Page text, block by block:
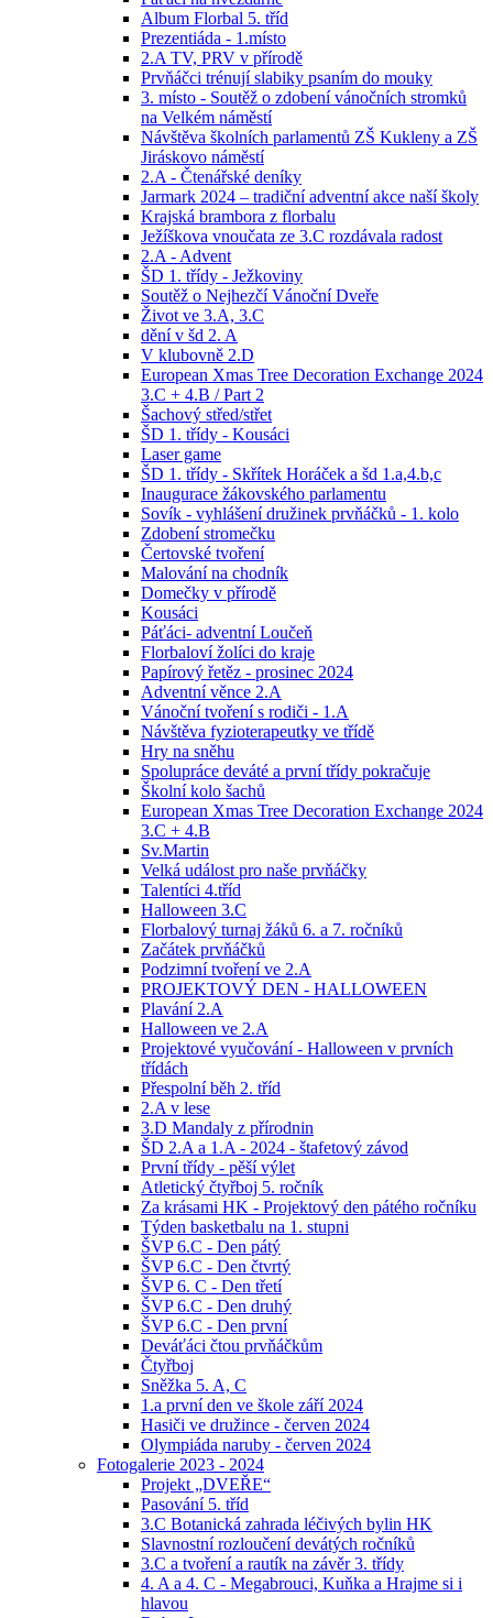
Album Florbal 5. tříd
Prezentiáda - 1.místo
2.A TV, PRV v přírodě
Prvňáčci trénují slabiky psaním do mouky
3. místo - Soutěž o zdobení vánočních stromků
na Velkém náměstí
Návštěva školních parlamentů ZŠ Kukleny a ZŠ
Jiráskovo náměstí
2.A - Čtenářské deníky
Jarmark 2024 – tradiční adventní akce naší školy
Krajská brambora z florbalu
Ježíškova vnoučata ze 3.C rozdávala radost
2.A - Advent
ŠD 1. třídy - Ježkoviny
Soutěž o Nejhezčí Vánoční Dveře
Život ve 3.A, 3.C
dění v šd 2. A
V klubovně 2.D
European Xmas Tree Decoration Exchange 2024
3.C + 4.B / Part 2
Šachový střed/střet
ŠD 1. třídy - Kousáci
Laser game
ŠD 1. třídy - Skřítek Horáček a šd 1.a,4.b,c
Inaugurace žákovského parlamentu
Sovík - vyhlášení družinek prvňáčků - 1. kolo
Zdobení stromečku
Čertovské tvoření
Malování na chodník
Domečky v přírodě
Kousáci
Páťáci- adventní Loučeň
Florbaloví žolíci do kraje
Papírový řetěz - prosinec 2024
Adventní věnce 2.A
Vánoční tvoření s rodiči - 1.A
Návštěva fyzioterapeutky ve třídě
Hry na sněhu
Spolupráce deváté a první třídy pokračuje
Školní kolo šachů
European Xmas Tree Decoration Exchange 2024
3.C + 4.B
Sv.Martin
Velká událost pro naše prvňáčky
Talentíci 4.tříd
Halloween 3.C
Florbalový turnaj žáků 6. a 7. ročníků
Začátek prvňáčků
Podzimní tvoření ve 2.A
PROJEKTOVÝ DEN - HALLOWEEN
Plavání 2.A
Halloween ve 2.A
Projektové vyučování - Halloween v prvních
třídách
Přespolní běh 2. tříd
2.A v lese
3.D Mandaly z přírodnin
ŠD 2.A a 1.A - 2024 - štafetový závod
První třídy - pěší výlet
Atletický čtyřboj 5. ročník
Za krásami HK - Projektový den pátého ročníku
Týden basketbalu na 1. stupni
ŠVP 6.C - Den pátý
ŠVP 6.C - Den čtvrtý
ŠVP 6. C - Den třetí
ŠVP 6.C - Den druhý
ŠVP 6.C - Den první
Deváťáci čtou prvňáčkům
Čtyřboj
Sněžka 5. A, C
1.a první den ve škole září 2024
Hasiči ve družince - červen 2024
Olympiáda naruby - červen 2024
Fotogalerie 2023 - 2024
Projekt „DVEŘE“
Pasování 5. tříd
3.C Botanická zahrada léčivých bylin HK
Slavnostní rozloučení devátých ročníků
3.C a tvoření a rautík na závěr 3. třídy
4. A a 4. C - Megabrouci, Kuňka a Hrajme si i
hlavou